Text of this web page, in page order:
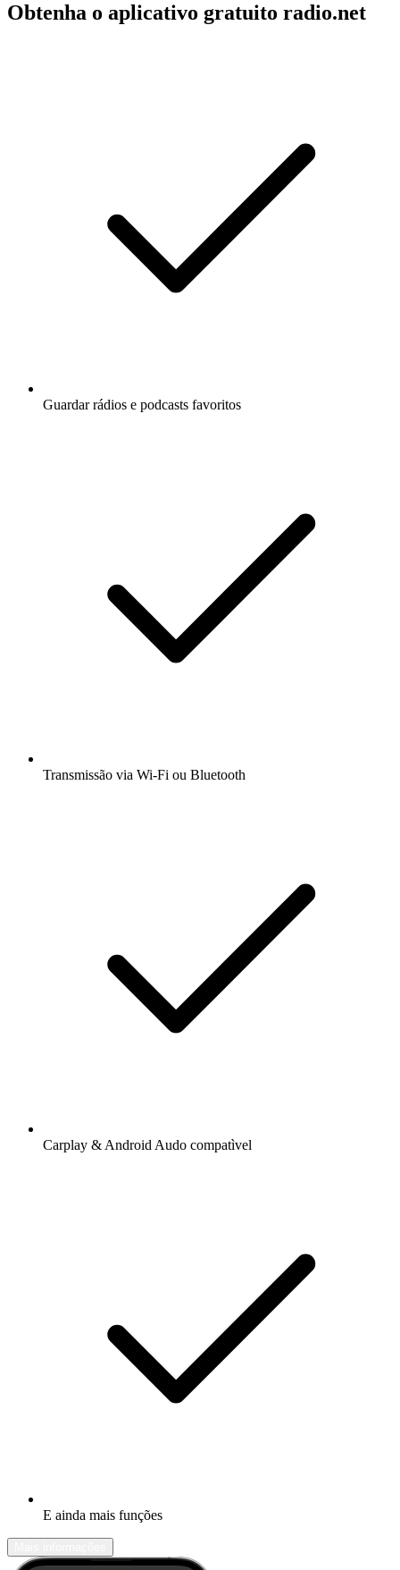
Obtenha o aplicativo gratuito radio.net
Guardar rádios e podcasts favoritos
Transmissão via Wi-Fi ou Bluetooth
Carplay & Android Audo compatìvel
E ainda mais funções